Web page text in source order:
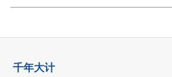
千年大计